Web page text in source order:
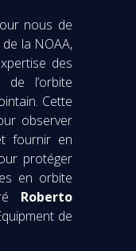
nous de
la NOAA,
des
de l’orbite
Cette
observer
fournir en
protéger
en orbite
Roberto
de